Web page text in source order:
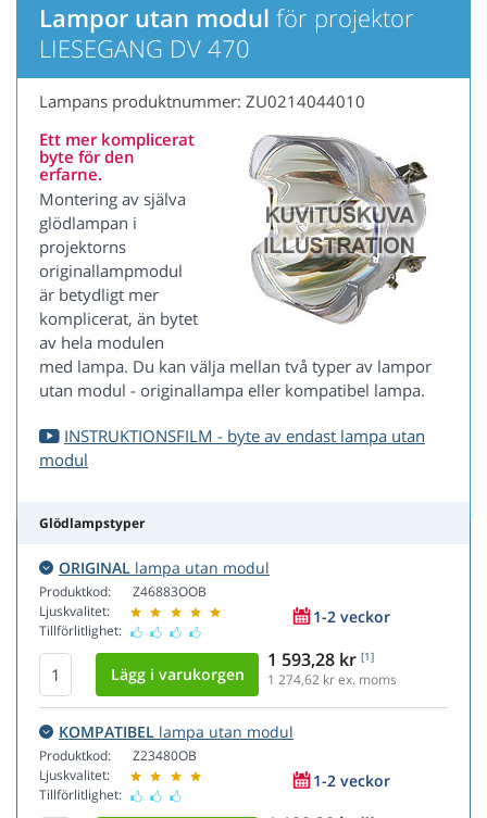
Lampor utan modul för projektor
LIESEGANG DV 470
Lampans produktnummer: ZU0214044010
Ett mer komplicerat
byte för den
erfarne.
Montering av själva
glödlampan i
projektorns
originallampmodul
är betydligt mer
komplicerat, än bytet
av hela modulen
med lampa. Du kan välja mellan två typer av lampor
utan modul - originallampa eller kompatibel lampa.
INSTRUKTIONSFILM - byte av endast lampa utan
modul
Glödlampstyper
ORIGINAL lampa utan modul
Produktkod:
Ljuskvalitet:
Tillförlitlighet:
Z46883OOB
1-2 veckor
1 593,28 kr [1]
1 274,62 kr ex. moms
KOMPATIBEL lampa utan modul
Produktkod:
Ljuskvalitet:
Tillförlitlighet:
Z23480OB
1-2 veckor